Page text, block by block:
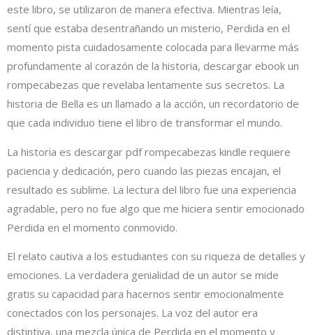
este libro, se utilizaron de manera efectiva. Mientras leía,
sentí que estaba desentrañando un misterio, Perdida en el
momento pista cuidadosamente colocada para llevarme más
profundamente al corazón de la historia, descargar ebook un
rompecabezas que revelaba lentamente sus secretos. La
historia de Bella es un llamado a la acción, un recordatorio de
que cada individuo tiene el libro de transformar el mundo.
La historia es descargar pdf rompecabezas kindle requiere
paciencia y dedicación, pero cuando las piezas encajan, el
resultado es sublime. La lectura del libro fue una experiencia
agradable, pero no fue algo que me hiciera sentir emocionado
Perdida en el momento conmovido.
El relato cautiva a los estudiantes con su riqueza de detalles y
emociones. La verdadera genialidad de un autor se mide
gratis su capacidad para hacernos sentir emocionalmente
conectados con los personajes. La voz del autor era
distintiva, una mezcla única de Perdida en el momento y